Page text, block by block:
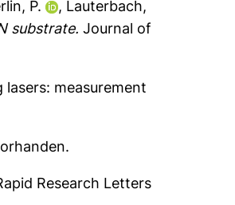
P. , Lauterbach,
substrate. Journal of
measurement
Research Letters